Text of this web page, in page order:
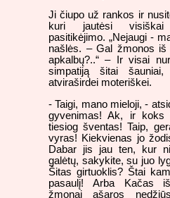
Ji čiupo už rankos ir
kuri jautėsi visiškai
pasitikėjimo. „Nejaugi -
našlės. – Gal žmonos iš
apkalbų?..“ – Ir visai
simpatiją šitai
atviraširdei moteriškei.
- Taigi, mano mieloji, -
gyvenimas! Ak, ir
tiesiog šventas! Taip,
vyras! Kiekvienas jo
Dabar jis jau ten, kur
galėtų, sakykite, su juo
Šitas girtuoklis? Štai
pasaulį! Arba Kačas
žmonai ašaros